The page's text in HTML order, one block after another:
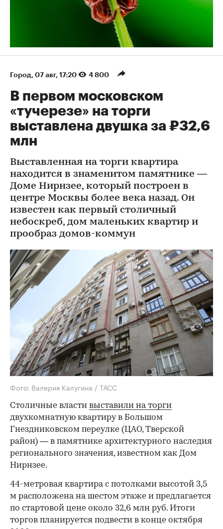
Город⁠, 07 авг, 17:20 4 800
В первом московском
«тучерезе» на торги
выставлена двушка за ₽32,6
млн
Выставленная на торги квартира
находится в знаменитом памятнике —
Доме Нирнзее, который построен в
центре Москвы более века назад. Он
известен как первый столичный
небоскреб, дом маленьких квартир и
прообраз домов-коммун
Фото: Валерия Калугина / ТАСС
Столичные власти выставили на торги
двухкомнатную квартиру в Большом
Гнездниковском переулке (ЦАО, Тверской
район) — в памятнике архитектурного наследия
регионального значения, известном как Дом
Нирнзее.
44-метровая квартира с потолками высотой 3,5
м расположена на шестом этаже и предлагается
по стартовой цене около 32,6 млн руб. Итоги
торгов планируется подвести в конце октября